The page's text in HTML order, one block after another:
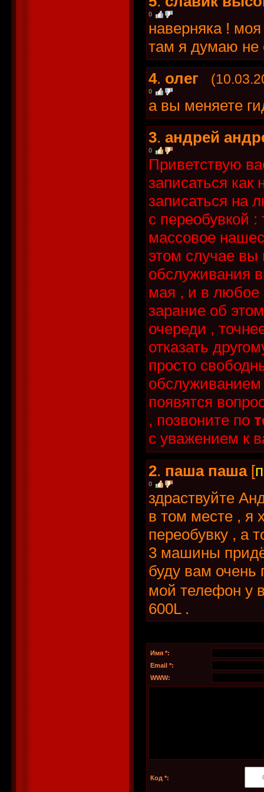
0
наверняка !
там я думаю не
4. олег
0
а вы меняете
3. андрей
0
Приветствую
записаться
записаться на
с переобувкой :
массовое
этом случае вы
обслуживания
мая , и в любое
зарание об
очереди ,
отказать
просто
появятся
, позвоните по
с уважением к
2. паша паша [
0
здраствуйте
в том месте , я
переобувку , а
3 машины
буду вам очень
мой телефон у
600L .
Имя *:
Email *:
WWW:
Код *: